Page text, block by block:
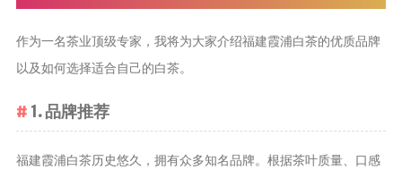
作为一名茶业顶级专家，我将为大家介绍福建霞浦白茶的优质品牌
以及如何选择适合自己的白茶。
1. 品牌推荐
福建霞浦白茶历史悠久，拥有众多知名品牌。根据茶叶质量、口感
茶叶生产和
制作
擂茶